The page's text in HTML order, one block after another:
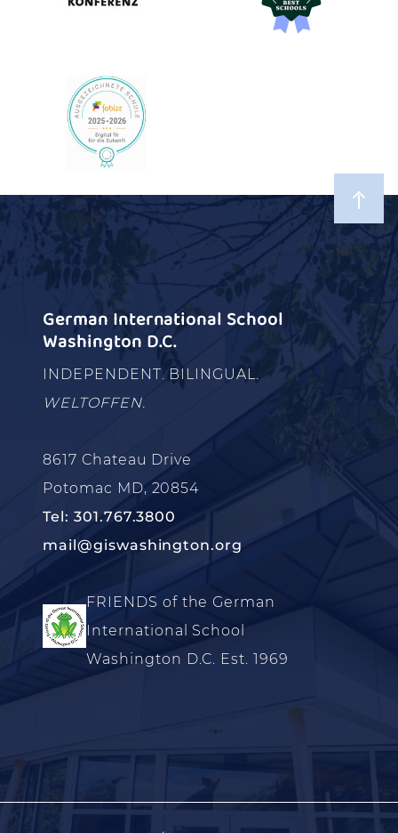
German International School
Washington D.C.
INDEPENDENT. BILINGUAL.
WELTOFFEN.
8617 Chateau Drive
Potomac MD, 20854
Tel: 301.767.3800
mail@giswashington.org
FRIENDS of the German
International School
Washington D.C. Est. 1969